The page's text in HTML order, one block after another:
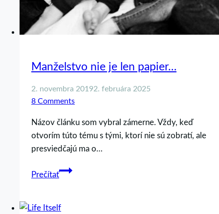
Manželstvo nie je len papier…
2. novembra 20192. februára 2025
8 Comments
Názov článku som vybral zámerne. Vždy, keď
otvorím túto tému s tými, ktorí nie sú zobratí, ale
presviedčajú ma o…
Prečítať
Manželstvo
len